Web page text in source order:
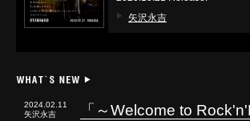
矢沢永吉
2024.02.11
矢沢永吉
「～Welcome to